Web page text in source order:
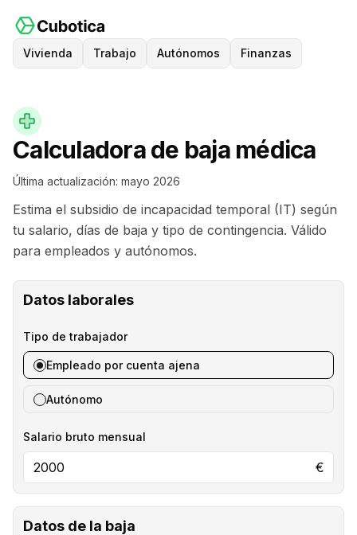
Vivienda Trabajo Autónomos Finanzas
Calculadora de baja médica
Última actualización: mayo 2026
Estima el subsidio de incapacidad temporal (IT) según
tu salario, días de baja y tipo de contingencia. Válido
para empleados y autónomos.
Datos laborales
Tipo de trabajador
Empleado por cuenta ajena
Autónomo
Salario bruto mensual
€
Datos de la baja